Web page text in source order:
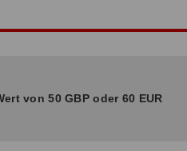
von 50 GBP oder 60 EUR